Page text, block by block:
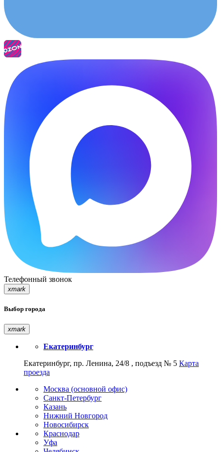
Телефонный звонок
xmark
Выбор города
xmark
Екатеринбург
Екатеринбург, пр. Ленина, 24/8 , подъезд № 5 Карта
проезда
Москва (основной офис)
Санкт-Петербург
Казань
Нижний Новгород
Новосибирск
Краснодар
Уфа